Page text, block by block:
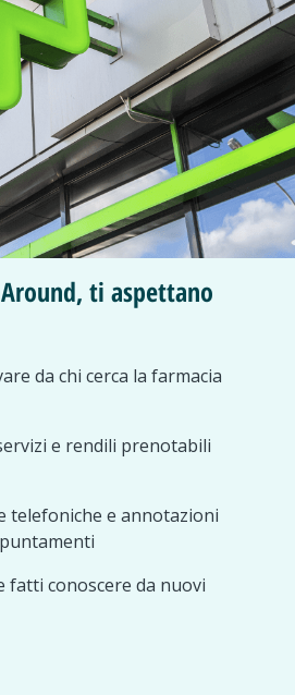
ti aspettano
da chi cerca la farmacia
e rendili prenotabili
telefoniche e annotazioni
fatti conoscere da nuovi